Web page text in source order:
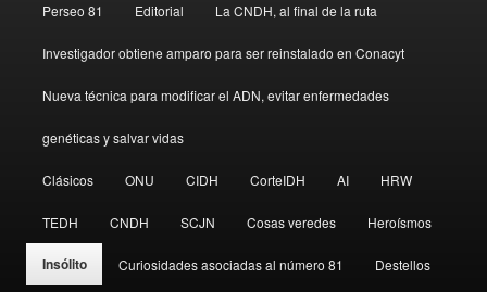
Perseo – PUDH UNAM
Ir al contenido secundario
Perseo 81 Editorial La CNDH, al final de la ruta
Investigador obtiene amparo para ser reinstalado en Conacyt
Nueva técnica para modificar el ADN, evitar enfermedades
genéticas y salvar vidas
Clásicos ONU CIDH CorteIDH AI HRW
TEDH CNDH SCJN Cosas veredes Heroísmos
Insólito Curiosidades asociadas al número 81 Destellos